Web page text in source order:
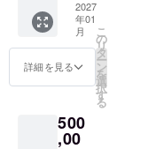
ダガヤ
の子ど
もたち
からの
サン
キュー
レ
を心を
込めて
2027
年01
月
詳細を見る
こ
の
リ
タ
ー
ン
を
選
択
す
る
500
,00